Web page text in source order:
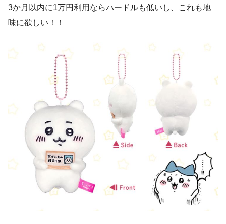
3か月以内に1万円利用ならハードルも低いし、これも地
味に欲しい！！